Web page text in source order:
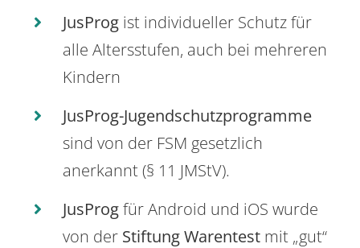
JusProg ist individueller Schutz für
alle Altersstufen, auch bei mehreren
Kindern
JusProg-Jugendschutzprogramme
sind von der FSM gesetzlich
anerkannt (§ 11 JMStV).
JusProgfür Android und iOS wurde
von der Stiftung Warentest mit „gut“